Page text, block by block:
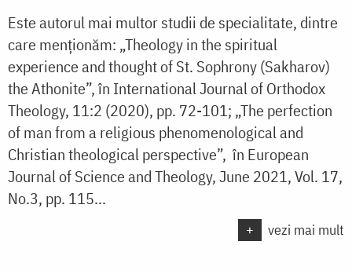
Este autorul mai multor studii de specialitate, dintre
care menționăm: „Theology in the spiritual
experience and thought of St. Sophrony (Sakharov)
the Athonite”, în International Journal of Orthodox
Theology, 11:2 (2020), pp. 72-101; „The perfection
of man from a religious phenomenological and
Christian theological perspective”, în European
Journal of Science and Theology, June 2021, Vol. 17,
No.3, pp. 115...
+ vezi mai mult